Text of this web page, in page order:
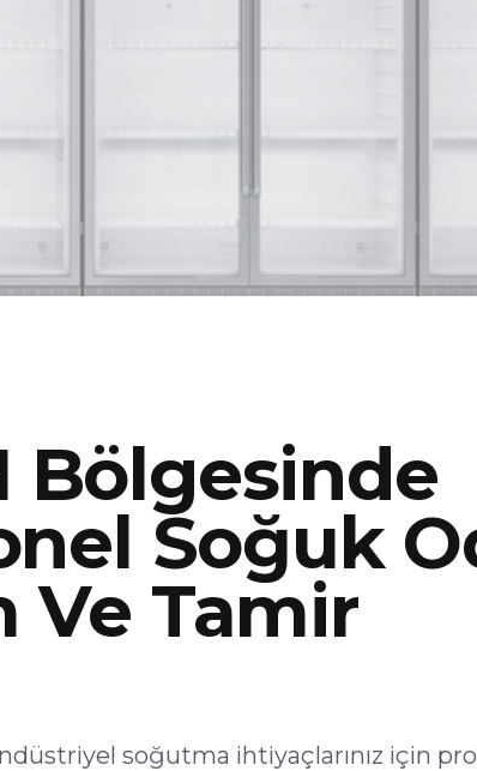
Bölgesinde
Soğuk
Ve Tamir
soğutma ihtiyaçlarınız için